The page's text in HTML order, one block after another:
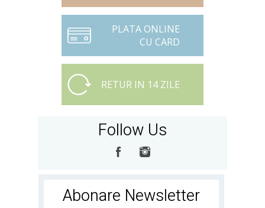
PLATA ONLINE
CU CARD
RETUR IN 14 ZILE
Follow Us
Abonare Newsletter